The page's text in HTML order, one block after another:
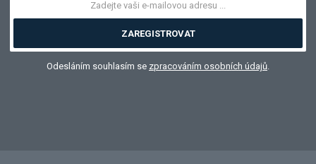
ZAREGISTROVAT
Odesláním souhlasím se zpracováním osobních údajů